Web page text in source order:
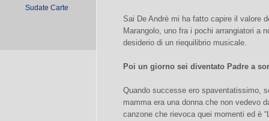
Sudate Carte
Sai De Andrè mi ha fatto capire il valore
Marangolo, uno fra i pochi arrangiatori a
desiderio di un riequilibrio musicale.
Poi un giorno sei diventato Padre a
Quando successe ero spaventatissimo,
mamma era una donna che non vedevo
canzone che rievoca quei momenti ed è